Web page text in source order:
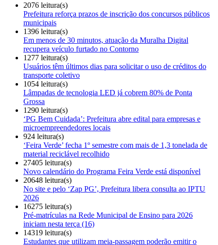
2076 leitura(s)
Prefeitura reforça prazos de inscrição dos concursos públicos
municipais
1396 leitura(s)
Em menos de 30 minutos, atuação da Muralha Digital
recupera veículo furtado no Contorno
1277 leitura(s)
Usuários têm últimos dias para solicitar o uso de créditos do
transporte coletivo
1054 leitura(s)
Lâmpadas de tecnologia LED já cobrem 80% de Ponta
Grossa
1290 leitura(s)
‘PG Bem Cuidada’: Prefeitura abre edital para empresas e
microempreendedores locais
924 leitura(s)
‘Feira Verde’ fecha 1º semestre com mais de 1,3 tonelada de
material reciclável recolhido
27405 leitura(s)
Novo calendário do Programa Feira Verde está disponível
20648 leitura(s)
No site e pelo ‘Zap PG’, Prefeitura libera consulta ao IPTU
2026
16275 leitura(s)
Pré-matrículas na Rede Municipal de Ensino para 2026
iniciam nesta terça (16)
14319 leitura(s)
Estudantes que utilizam meia-passagem poderão emitir o